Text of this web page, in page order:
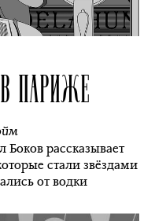
ПАРИЖЕ
Боков рассказывает
стали звёздами
от водки